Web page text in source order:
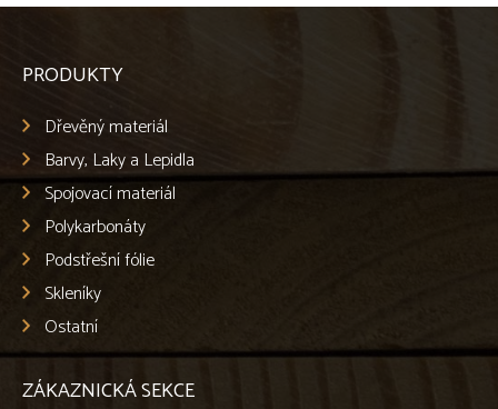
PRODUKTY
Dřevěný materiál
Barvy, Laky a Lepidla
Spojovací materiál
Polykarbonáty
Podstřešní fólie
Skleníky
Ostatní
ZÁKAZNICKÁ SEKCE